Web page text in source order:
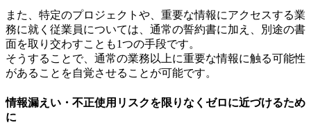
また、特定のプロジェクトや、重要な情報にアクセスする業
務に就く従業員については、通常の誓約書に加え、別途の書
面を取り交わすことも1つの手段です。
そうすることで、通常の業務以上に重要な情報に触る可能性
があることを自覚させることが可能です。
情報漏えい・不正使用リスクを限りなくゼロに近づけるため
に